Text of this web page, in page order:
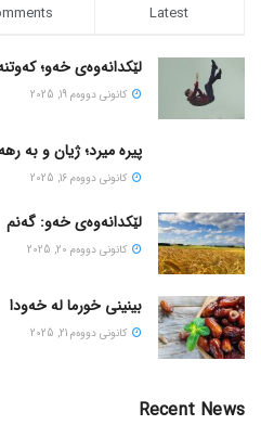
Latest
لێکدانەوەی خەو؛
كانونی دووه‌م 19, 2025
پیره میرد؛ ژیان و به
كانونی دووه‌م 16, 2025
لێکدانەوەی خەو: گەنم
كانونی دووه‌م 20, 2025
بینینی خورما لە خەودا
كانونی دووه‌م 21, 2025
Recent News